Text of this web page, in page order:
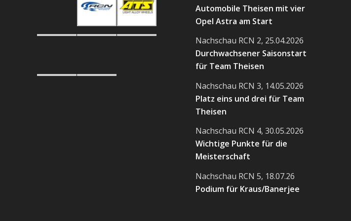
Automobile Theisen mit vier
Opel Astra am Start
Nachschau RCN 2, 25.04.2026
Durchwachsener Saisonstart
für Team Theisen
Nachschau RCN 3, 14.05.2026
Platz eins und drei für Team
Theisen
Nachschau RCN 4, 30.05.2026
Wichtige Punkte für die
Meisterschaft
Nachschau RCN 5, 18.07.26
Podium für Kraus/Banerjee